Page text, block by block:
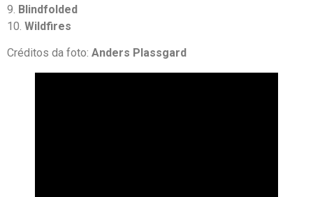
9. Blindfolded
10. Wildfires
Créditos da foto: Anders Plassgard